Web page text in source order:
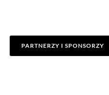
PARTNERZY I SPONSORZY